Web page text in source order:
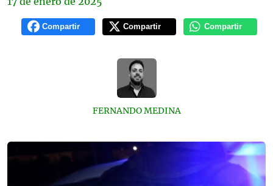
Compartir Compartir Compartir
FERNANDO MEDINA